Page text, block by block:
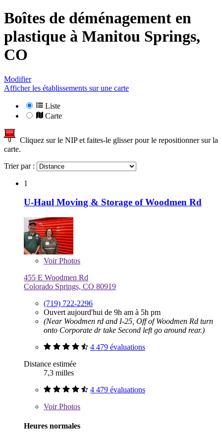
Boîtes de déménagement en
plastique à Manitou Springs,
CO
Modifier
Afficher les établissements sur une carte
Liste
Carte
Cliquez sur le NIP et faites-le glisser pour le repositionner sur la
carte.
Trier par :
1
U-Haul Moving & Storage of Woodmen Rd
VoirPhotos
455 E Woodmen Rd
Colorado Springs, CO 80919
(719) 722-2296
Ouvert aujourd'hui de 9h am à 5h pm
(Near Woodmen rd and I-25, Off of Woodmen Rd turn
onto Corporate dr take Second left go around rear.)
4 479 évaluations
Distance estimée
7,3 milles
4 479 évaluations
VoirPhotos
Heures normales